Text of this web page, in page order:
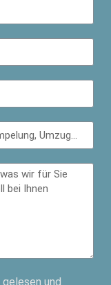
gelesen und